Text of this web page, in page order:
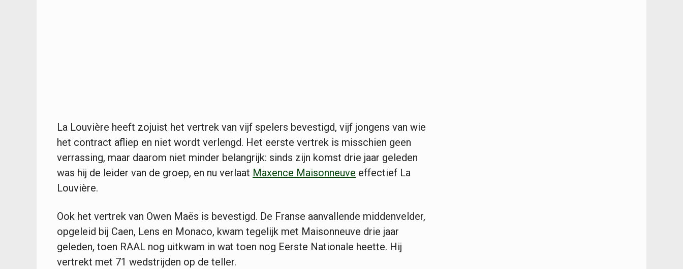
La Louvière heeft zojuist het vertrek van vijf spelers bevestigd, vijf jongens van wie
het contract afliep en niet wordt verlengd. Het eerste vertrek is misschien geen
verrassing, maar daarom niet minder belangrijk: sinds zijn komst drie jaar geleden
was hij de leider van de groep, en nu verlaat Maxence Maisonneuve effectief La
Louvière.
Ook het vertrek van Owen Maës is bevestigd. De Franse aanvallende middenvelder,
opgeleid bij Caen, Lens en Monaco, kwam tegelijk met Maisonneuve drie jaar
geleden, toen RAAL nog uitkwam in wat toen nog Eerste Nationale heette. Hij
vertrekt met 71 wedstrijden op de teller.